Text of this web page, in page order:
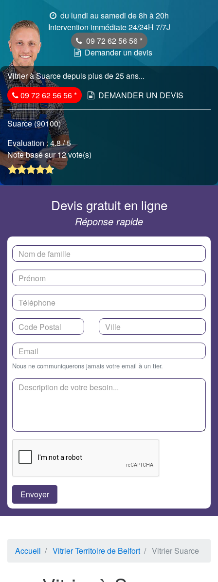
du lundi au samedi de 8h à 20h
Intervention immédiate 24/24H 7/7J
09 72 62 56 56 *
Demander un devis
Vitrier à Suarce depuis plus de 25 ans...
09 72 62 56 56* DEMANDER UN DEVIS
Suarce (90100)
Evaluation :4.8/ 5
Note basé sur 12 vote(s)
Devis gratuit en ligne
Réponse rapide
Nous ne communiquerons jamais votre email à un tier.
Accueil Vitrier Territoire de Belfort Vitrier Suarce